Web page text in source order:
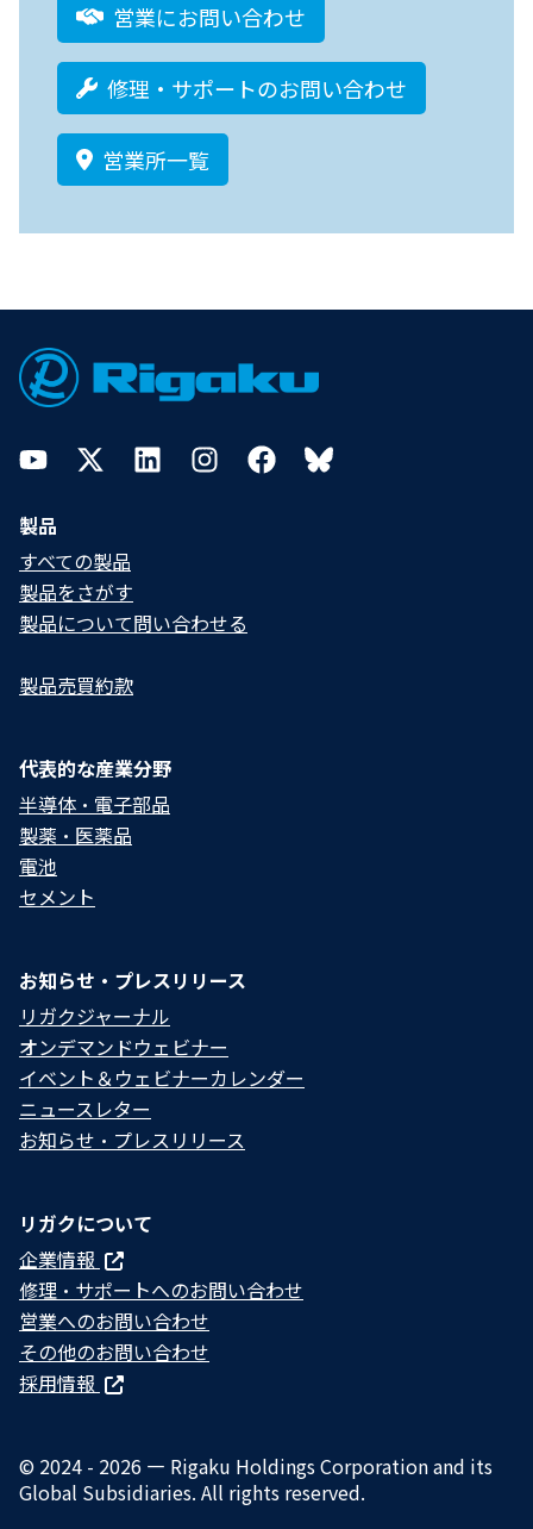
営業にお問い合わせ
修理・サポートのお問い合わせ
営業所一覧
Footer
YouTubeTwitterLinkedInInstagramFacebookBluesky
製品
すべての製品
製品をさがす
製品について問い合わせる​
製品売買約款
代表的な産業分野
半導体・電子部品
製薬・医薬品
電池
セメント
お知らせ・プレスリリース
リガクジャーナル
オンデマンドウェビナー
イベント＆ウェビナーカレンダー
ニュースレター
お知らせ・プレスリリース
リガクについて
企業情報
修理・サポートへのお問い合わせ
営業へのお問い合わせ
その他のお問い合わせ
採用情報
© 2024 - 2026 — Rigaku Holdings Corporation and its
Global Subsidiaries. All rights reserved.